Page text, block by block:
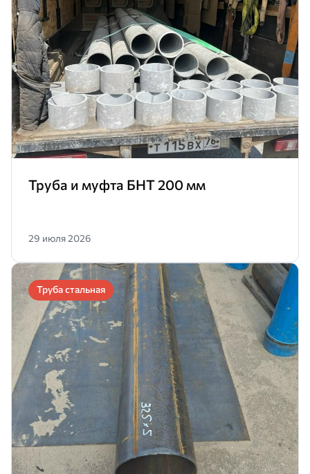
Труба и муфта БНТ 200 мм
29 июля 2026
Труба стальная